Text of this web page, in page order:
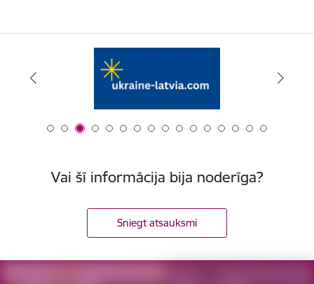
Vai šī informācija bija noderīga?
Sniegt atsauksmi